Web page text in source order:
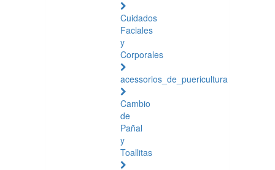
Cuidados
Faciales
y
Corporales
acessorios_de_puericultura
Cambio
de
Pañal
y
Toallitas